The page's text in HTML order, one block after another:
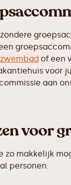
zwembad of een
voor
aan
voor
zo makkelijk
personen: